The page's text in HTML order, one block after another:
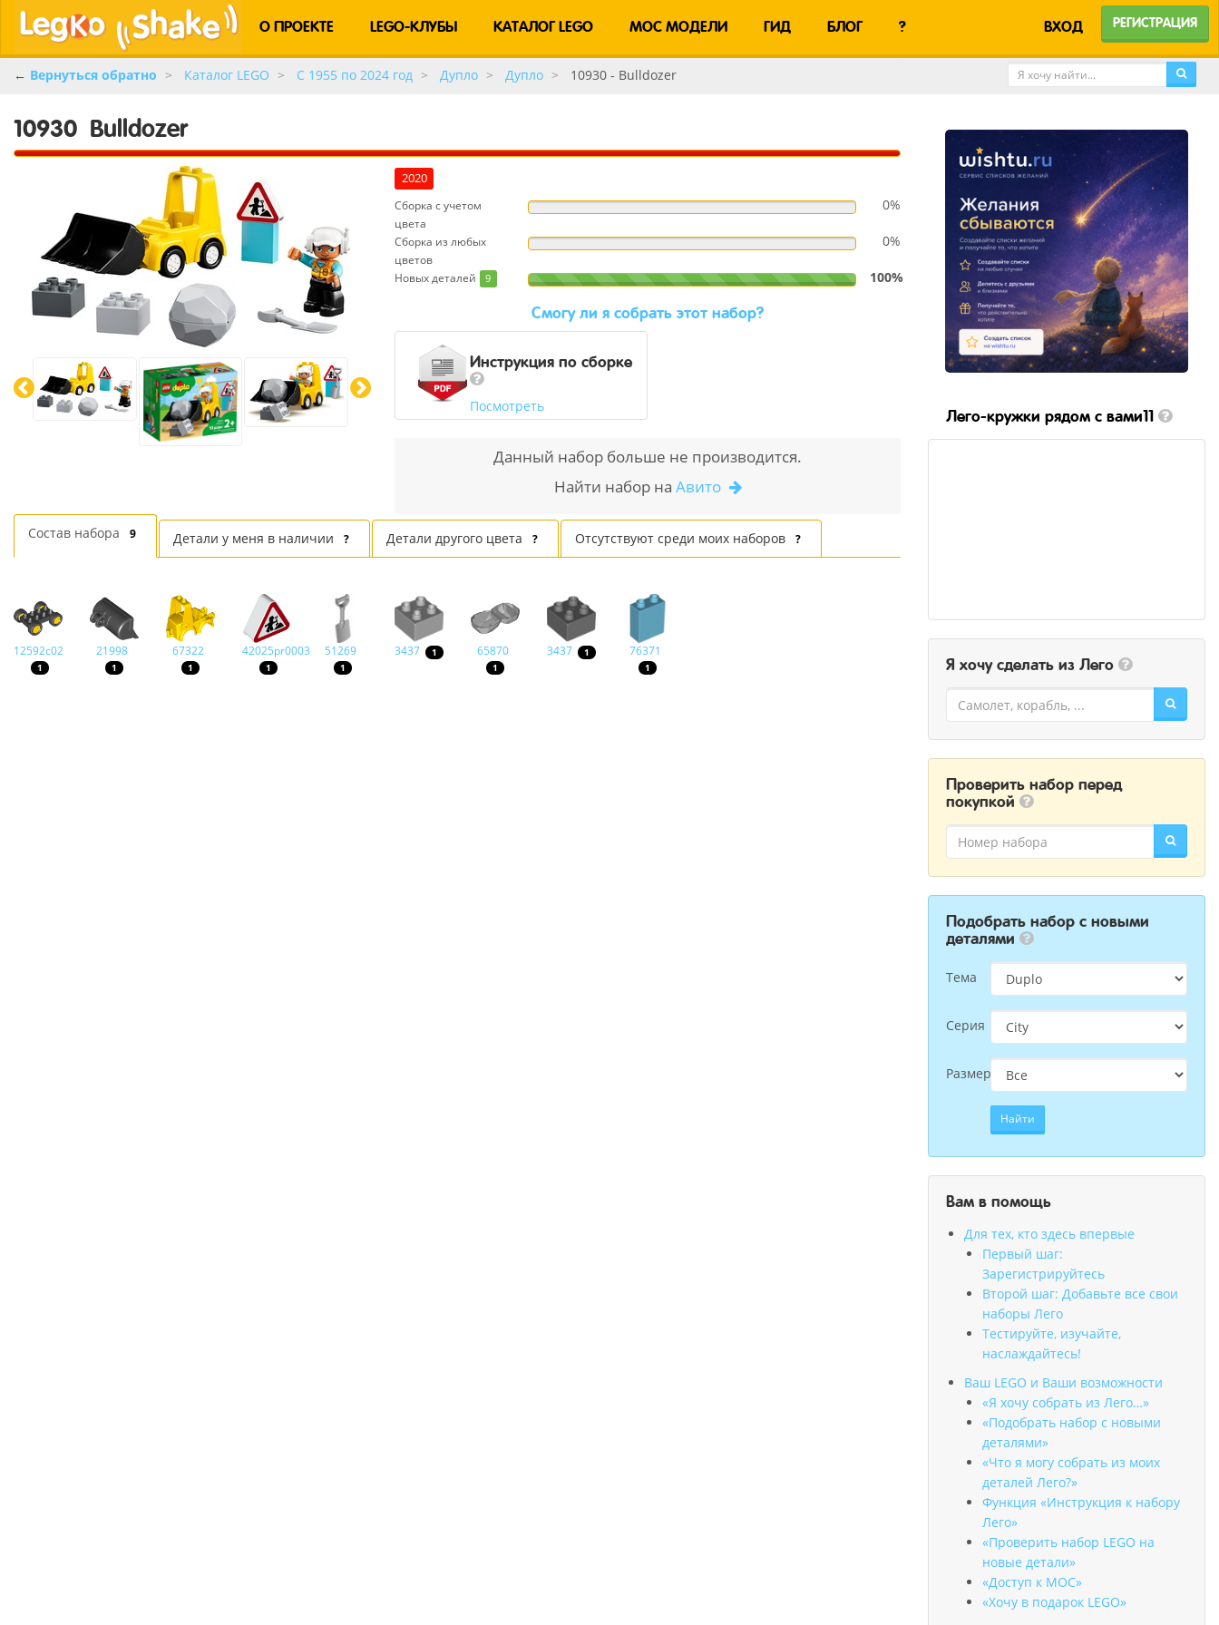
О ПРОЕКТЕ LEGO-КЛУБЫ КАТАЛОГ LEGO MOC МОДЕЛИ ГИД БЛОГ ? ВХОД РЕГИСТРАЦИЯ
← Вернуться обратно Каталог LEGO C 1955 по 2024 год Дупло Дупло 10930 - Bulldozer
10930 Bulldozer
2020
Сборка с учетом
цвета
0%
Сборка из любых
цветов
0%
Новых деталей 9 100%
Cмогу ли я собрать этот набор?
Инструкция по сборке
Посмотреть
Данный набор больше не производится.
Найти набор на Авито
Состав набора 9 Детали у меня в наличии ? Детали другого цвета ? Отсутствуют среди моих наборов ?
12592c02
1
21998
1
67322
1
42025pr0003
1
51269
1
3437 1 65870
1
3437 1 76371
1
Лего-кружки рядом с вами11
Я хочу сделать из Лего
Проверить набор перед
покупкой
Подобрать набор с новыми
деталями
Тема
Серия
Размер
Найти
Вам в помощь
Для тех, кто здесь впервые
Первый шаг:
Зарегистрируйтесь
Второй шаг: Добавьте все свои
наборы Лего
Тестируйте, изучайте,
наслаждайтесь!
Ваш LEGO и Ваши возможности
«Я хочу собрать из Лего…»
«Подобрать набор с новыми
деталями»
«Что я могу собрать из моих
деталей Лего?»
Функция «Инструкция к набору
Лего»
«Проверить набор LEGO на
новые детали»
«Доступ к MOC»
«Хочу в подарок LEGO»